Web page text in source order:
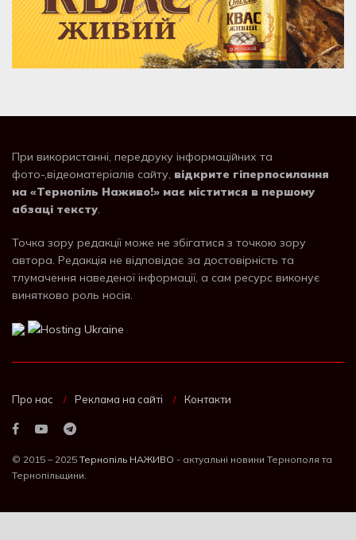
При використанні, передруку інформаційних та
фото-,відеоматеріалів сайту, відкрите гіперпосилання
на «Тернопіль Наживо!» має міститися в першому
абзаці тексту.
Точка зору редакції може не збігатися з точкою зору
автора. Редакція не відповідає за достовірність та
тлумачення наведеної інформації, а сам ресурс виконує
винятково роль носія.
Про нас Реклама на сайті Контакти
© 2015 – 2025 Тернопіль НАЖИВО - актуальні новини Тернополя та
Тернопільщини.